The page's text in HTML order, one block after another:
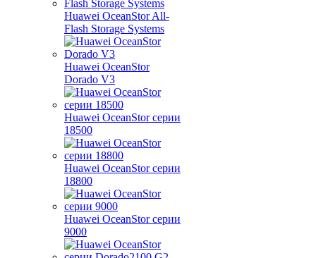
Huawei OceanStor All-
Flash Storage Systems
Huawei OceanStor
Dorado V3
Huawei OceanStor серии
18500
Huawei OceanStor серии
18800
Huawei OceanStor серии
9000